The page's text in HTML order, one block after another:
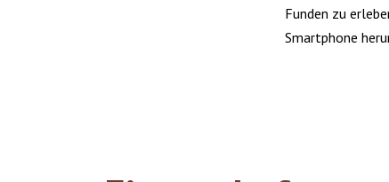
Funden zu
Smartphone